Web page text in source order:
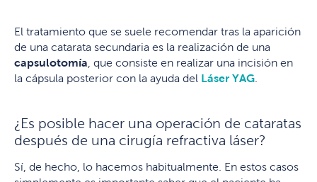
El tratamiento que se suele recomendar tras la aparición
de una catarata secundaria es la realización de una
capsulotomía , que consiste en realizar una incisión en
la cápsula posterior con la ayuda del Láser YAG
¿Es posible hacer una operación de cataratas
después de una cirugía refractiva láser?
Sí, de hecho, lo hacemos habitualmente. En estos casos